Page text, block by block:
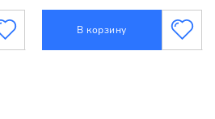
В корзину